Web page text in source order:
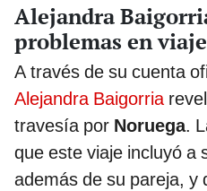
Alejandra
problemas en
A través de su cuenta
Alejandra Baigorria
travesía por Noruega.
que este viaje incluyó a
además de su pareja, y